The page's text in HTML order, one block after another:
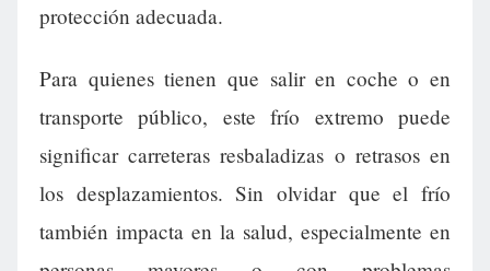
protección adecuada.
Para quienes tienen que salir en coche o en
transporte público, este frío extremo puede
significar carreteras resbaladizas o retrasos en
los desplazamientos. Sin olvidar que el frío
también impacta en la salud, especialmente en